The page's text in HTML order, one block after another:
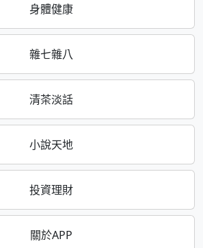
身體健康
雜七雜八
清茶淡話
小說天地
投資理財
關於APP